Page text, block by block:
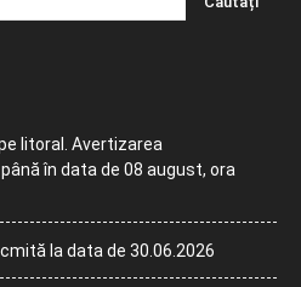
litoral. Avertizarea
în data de 08 august, ora
la data de 30.06.2026